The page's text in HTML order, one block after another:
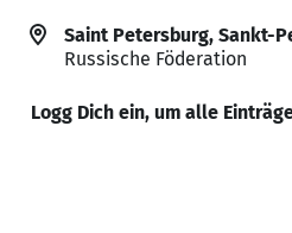
Saint Petersburg, Sankt-
Russische Föderation
Logg Dich ein, um alle